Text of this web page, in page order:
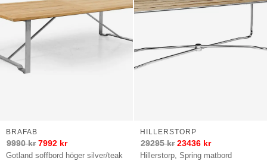
Gotland soffbord höger silver/teak
BRAFAB
9990kr 7992 kr
Hillerstorp, Spring matbord
HILLERSTORP
29295kr 23436 kr